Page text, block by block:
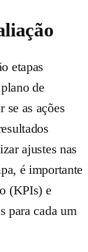
etapas
de
as ações
ajustes nas
é importante
(KPIs) e
para cada um